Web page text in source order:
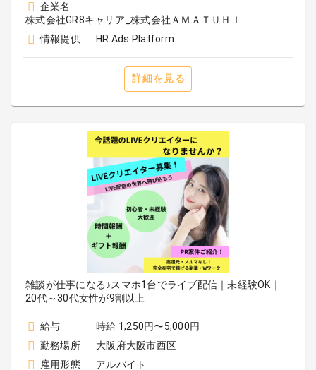
企業名
株式会社GR8キャリア_株式会社ＡＭＡＴＵＨＩ
情報提供
HR Ads Platform
詳細を見る
雑談が仕事になる♪スマホ1台でライブ配信｜未経験OK｜
20代～30代女性が9割以上
給与
時給 1,250円〜5,000円
勤務場所
大阪府大阪市西区
雇用形態
アルバイト